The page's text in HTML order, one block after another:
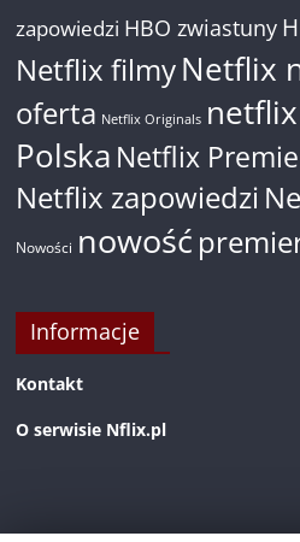
zapowiedzi HBO zwiastuny
Netflix filmyNetflix
oferta Netflix Originals
Polska Netflix
Netflix zapowiedzi
Nowości nowość
Informacje
Kontakt
O serwisie Nflix.pl